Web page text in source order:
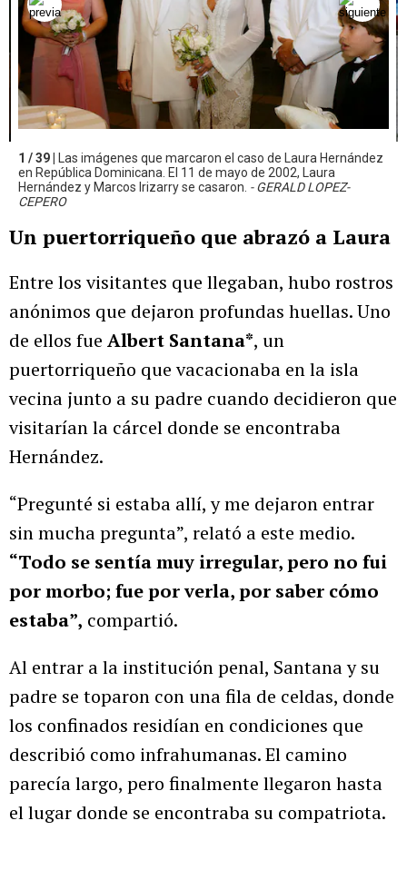
1 / 39 | Las imágenes que marcaron el caso de Laura Hernández
en República Dominicana. El 11 de mayo de 2002, Laura
Hernández y Marcos Irizarry se casaron. - GERALD LOPEZ-
CEPERO
Un puertorriqueño que abrazó a Laura
Entre los visitantes que llegaban, hubo rostros
anónimos que dejaron profundas huellas. Uno
de ellos fue Albert Santana*, un
puertorriqueño que vacacionaba en la isla
vecina junto a su padre cuando decidieron que
visitarían la cárcel donde se encontraba
Hernández.
“Pregunté si estaba allí, y me dejaron entrar
sin mucha pregunta”, relató a este medio.
“Todo se sentía muy irregular, pero no fui
por morbo; fue por verla, por saber cómo
estaba”, compartió.
Al entrar a la institución penal, Santana y su
padre se toparon con una fila de celdas, donde
los confinados residían en condiciones que
describió como infrahumanas. El camino
parecía largo, pero finalmente llegaron hasta
el lugar donde se encontraba su compatriota.